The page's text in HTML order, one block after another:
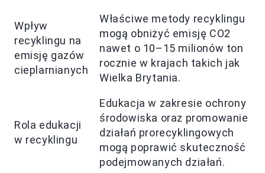
Wpływ
recyklingu na
emisję gazów
cieplarnianych
Właściwe metody recyklingu
mogą obniżyć emisję CO2
nawet o 10–15 milionów ton
rocznie w krajach takich jak
Wielka Brytania.
Rola edukacji
w recyklingu
Edukacja w zakresie ochrony
środowiska oraz promowanie
działań prorecyklingowych
mogą poprawić skuteczność
podejmowanych działań.